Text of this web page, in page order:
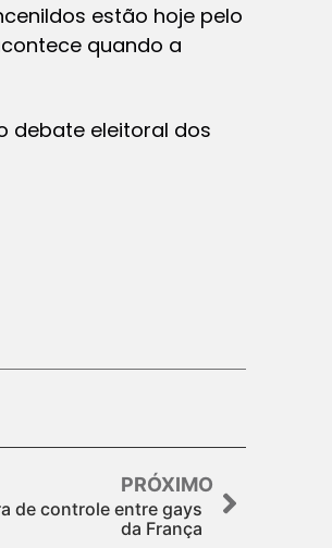
estão hoje pelo
quando a
debate eleitoral dos
PRÓXIMO
de controle entre gays
da França